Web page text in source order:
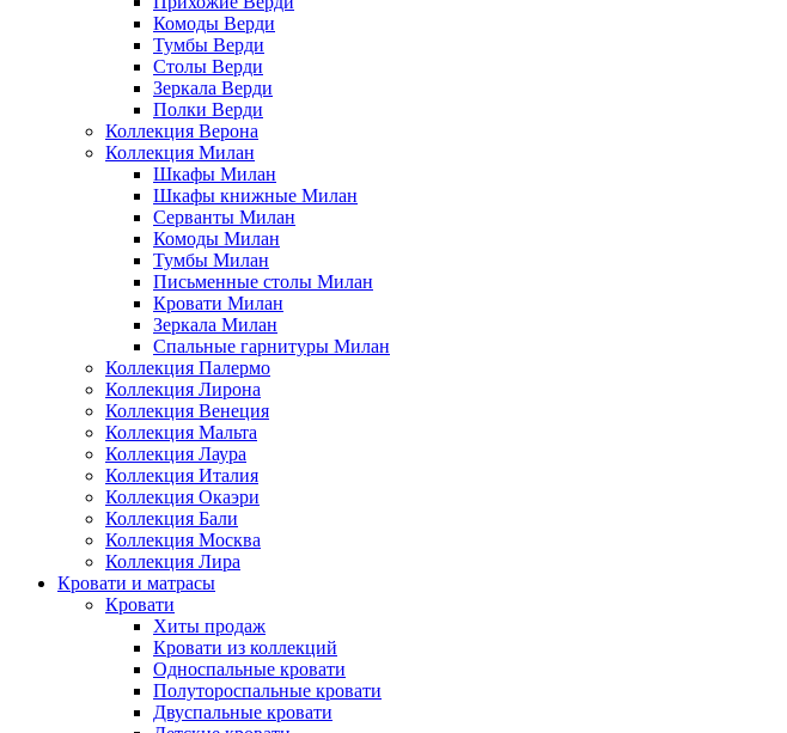
Комоды Верди
Тумбы Верди
Столы Верди
Зеркала Верди
Полки Верди
Коллекция Верона
Коллекция Милан
Шкафы Милан
Шкафы книжные Милан
Серванты Милан
Комоды Милан
Тумбы Милан
Письменные столы Милан
Кровати Милан
Зеркала Милан
Спальные гарнитуры Милан
Коллекция Палермо
Коллекция Лирона
Коллекция Венеция
Коллекция Мальта
Коллекция Лаура
Коллекция Италия
Коллекция Окаэри
Коллекция Бали
Коллекция Москва
Коллекция Лира
Кровати и матрасы
Кровати
Хиты продаж
Кровати из коллекций
Односпальные кровати
Полутороспальные кровати
Двуспальные кровати